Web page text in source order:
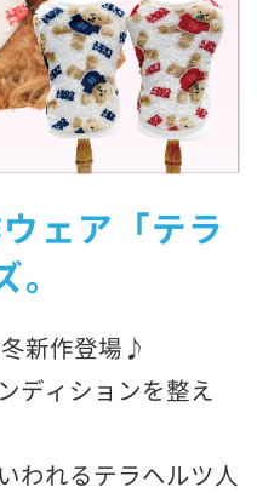
ェア「テラ
。
新作登場♪
ディションを整え
われるテラヘルツ人